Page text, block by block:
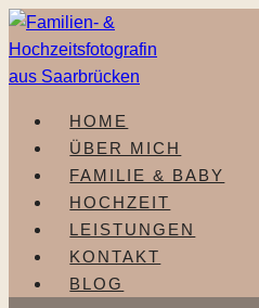
Zum
Inhalt
springen
HOME
ÜBER MICH
FAMILIE & BABY
HOCHZEIT
LEISTUNGEN
KONTAKT
BLOG